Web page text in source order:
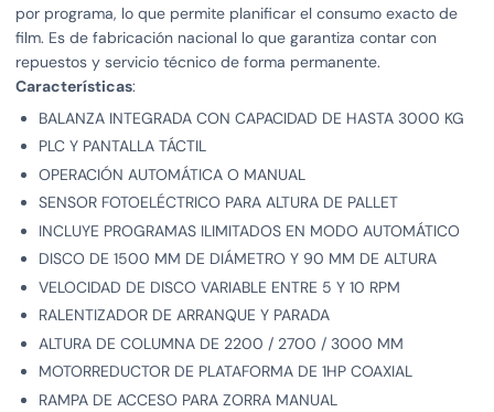
por programa, lo que permite planificar el consumo exacto de
film. Es de fabricación nacional lo que garantiza contar con
repuestos y servicio técnico de forma permanente.
Características:
BALANZA INTEGRADA CON CAPACIDAD DE HASTA 3000 KG
PLC Y PANTALLA TÁCTIL
OPERACIÓN AUTOMÁTICA O MANUAL
SENSOR FOTOELÉCTRICO PARA ALTURA DE PALLET
INCLUYE PROGRAMAS ILIMITADOS EN MODO AUTOMÁTICO
DISCO DE 1500 MM DE DIÁMETRO Y 90 MM DE ALTURA
VELOCIDAD DE DISCO VARIABLE ENTRE 5 Y 10 RPM
RALENTIZADOR DE ARRANQUE Y PARADA
ALTURA DE COLUMNA DE 2200 / 2700 / 3000 MM
MOTORREDUCTOR DE PLATAFORMA DE 1HP COAXIAL
RAMPA DE ACCESO PARA ZORRA MANUAL